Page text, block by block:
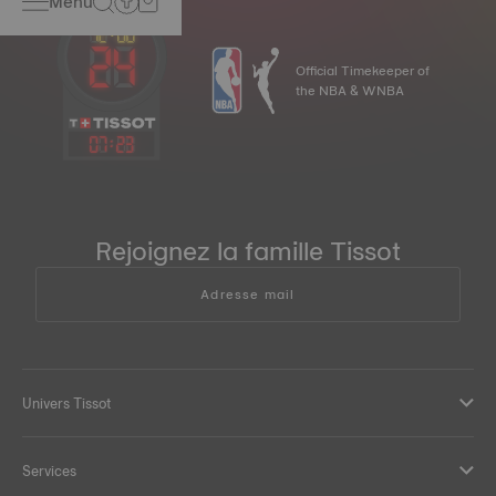
07:23
Official Timekeeper of
the NBA & WNBA
Rejoignez la famille Tissot
Adresse mail
Univers Tissot
Services